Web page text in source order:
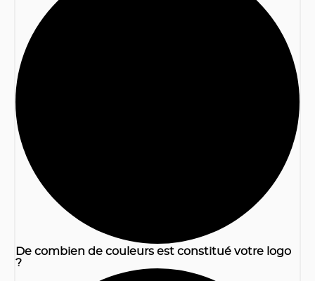
De combien de couleurs est constitué votre logo
?